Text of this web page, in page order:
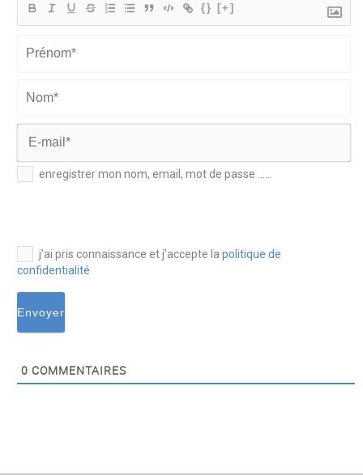
{} [+]
Nom*
E-
mail*
enregistrer mon nom, email, mot de passe ......
j’ai pris connaissance et j’accepte la politique de
confidentialité
0 COMMENTAIRES